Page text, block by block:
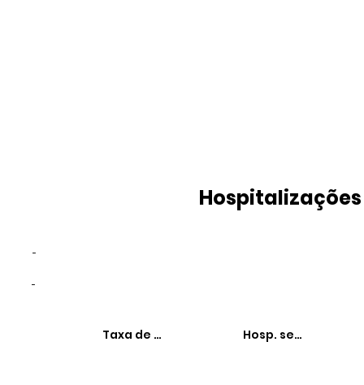
Taxa de hospitalizaçõesHosp. sensíveis à
-
-
Hospitalizações